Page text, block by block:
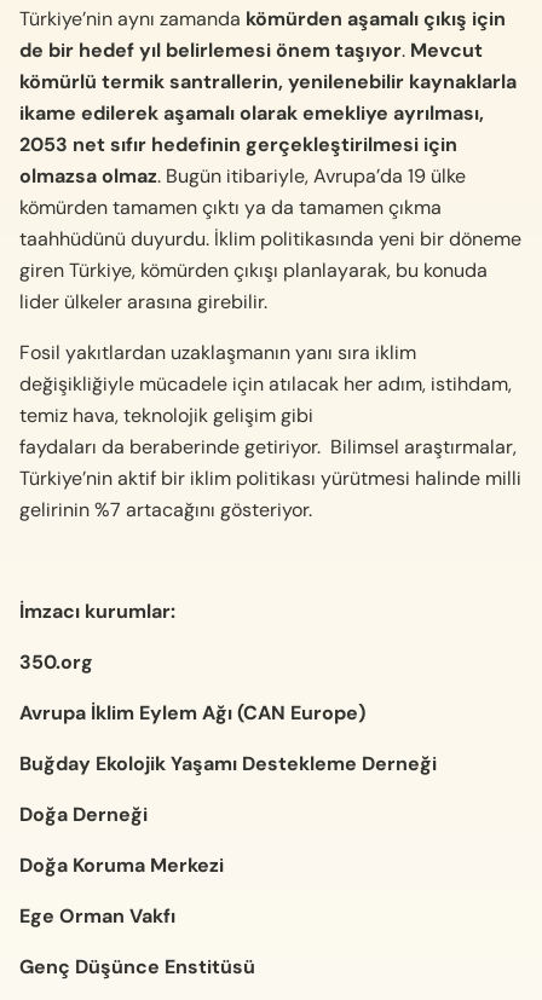
Türkiye’nin aynı zamanda kömürden aşamalı çıkış için
de bir hedef yıl belirlemesi önem taşıyor. Mevcut
kömürlü termik santrallerin, yenilenebilir kaynaklarla
ikame edilerek aşamalı olarak emekliye ayrılması,
2053 net sıfır hedefinin gerçekleştirilmesi için
olmazsa olmaz. Bugün itibariyle, Avrupa’da 19 ülke
kömürden tamamen çıktı ya da tamamen çıkma
taahhüdünü duyurdu. İklim politikasında yeni bir döneme
giren Türkiye, kömürden çıkışı planlayarak, bu konuda
lider ülkeler arasına girebilir.
Fosil yakıtlardan uzaklaşmanın yanı sıra iklim
değişikliğiyle mücadele için atılacak her adım, istihdam,
temiz hava, teknolojik gelişim gibi
faydaları da beraberinde getiriyor. Bilimsel araştırmalar,
Türkiye’nin aktif bir iklim politikası yürütmesi halinde milli
gelirinin %7 artacağını gösteriyor.
İmzacı kurumlar:
350.org
Avrupa İklim Eylem Ağı (CAN Europe)
Buğday Ekolojik Yaşamı Destekleme Derneği
Doğa Derneği
Doğa Koruma Merkezi
Ege Orman Vakfı
Genç Düşünce Enstitüsü